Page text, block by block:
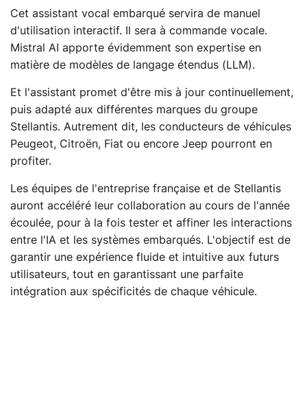
Cet assistant vocal embarqué servira de manuel
d'utilisation interactif. Il sera à commande vocale.
Mistral AI apporte évidemment son expertise en
matière de modèles de langage étendus (LLM).
Et l'assistant promet d'être mis à jour continuellement,
puis adapté aux différentes marques du groupe
Stellantis. Autrement dit, les conducteurs de véhicules
Peugeot, Citroën, Fiat ou encore Jeep pourront en
profiter.
Les équipes de l'entreprise française et de Stellantis
auront accéléré leur collaboration au cours de l'année
écoulée, pour à la fois tester et affiner les interactions
entre l'IA et les systèmes embarqués. L'objectif est de
garantir une expérience fluide et intuitive aux futurs
utilisateurs, tout en garantissant une parfaite
intégration aux spécificités de chaque véhicule.